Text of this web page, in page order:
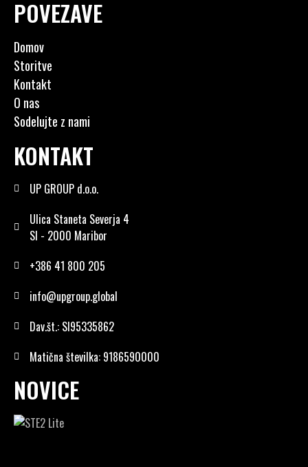
POVEZAVE
Domov
Storitve
Kontakt
O nas
Sodelujte z nami
KONTAKT
UP GROUP d.o.o.
Ulica Staneta Severja 4
SI - 2000 Maribor
+386 41 800 205
info@upgroup.global
Dav.št.: SI95335862
Matična številka: 9186590000
NOVICE